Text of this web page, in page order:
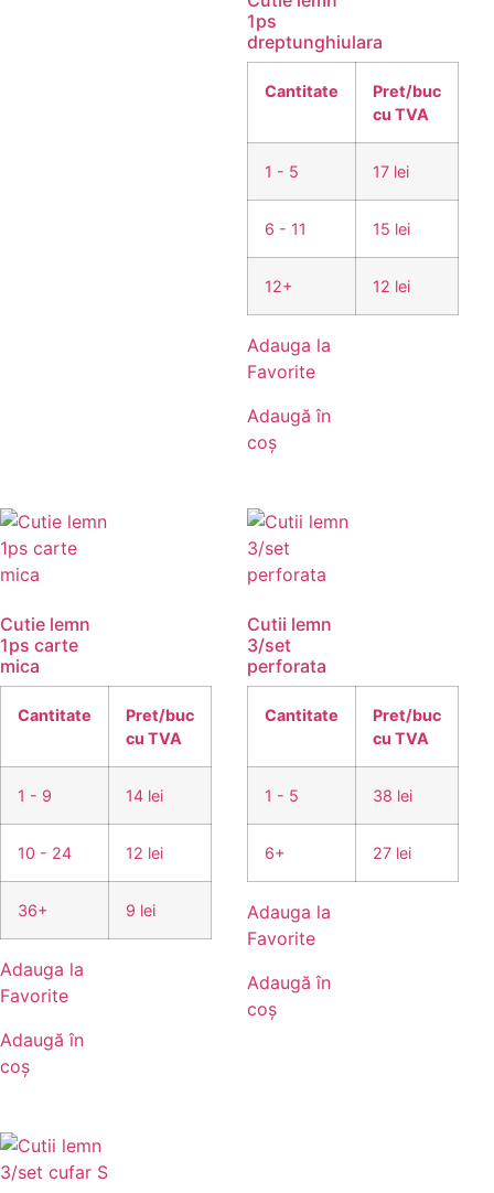
1ps
dreptunghiulara
Cantitate
Pret/buc
cu TVA
1 - 5 17 lei
6 - 11 15 lei
12+ 12 lei
Adauga la
Favorite
Adaugă în
coș
Cutie lemn
1ps carte
mica
Cantitate
Pret/buc
cu TVA
1 - 9 14 lei
10 - 24 12 lei
36+ 9 lei
Adauga la
Favorite
Adaugă în
coș
Cutii lemn
3/set
perforata
Cantitate
Pret/buc
cu TVA
1 - 5 38 lei
6+ 27 lei
Adauga la
Favorite
Adaugă în
coș